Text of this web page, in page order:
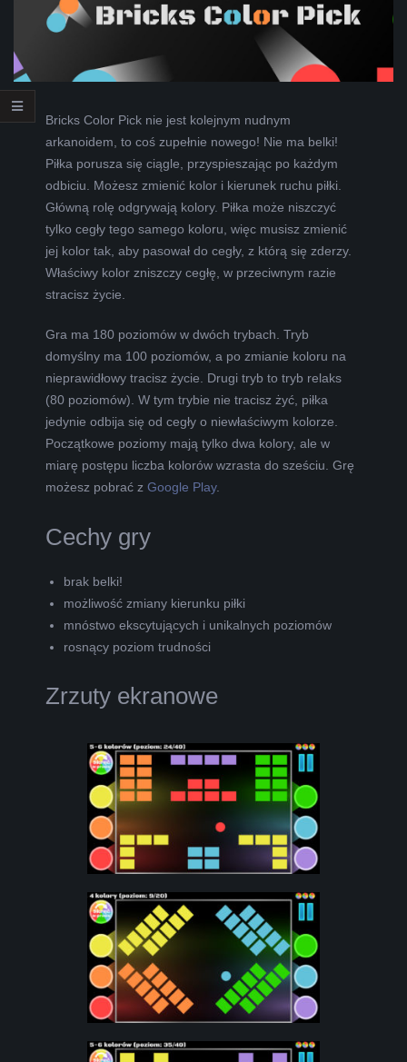
L
K
A
Bricks Color Pick nie jest kolejnym nudnym
arkanoidem, to coś zupełnie nowego! Nie ma belki!
Piłka porusza się ciągle, przyspieszając po każdym
odbiciu. Możesz zmienić kolor i kierunek ruchu piłki.
Główną rolę odgrywają kolory. Piłka może niszczyć
tylko cegły tego samego koloru, więc musisz zmienić
jej kolor tak, aby pasował do cegły, z którą się zderzy.
Właściwy kolor zniszczy cegłę, w przeciwnym razie
stracisz życie.
Gra ma 180 poziomów w dwóch trybach. Tryb
domyślny ma 100 poziomów, a po zmianie koloru na
nieprawidłowy tracisz życie. Drugi tryb to tryb relaks
(80 poziomów). W tym trybie nie tracisz żyć, piłka
jedynie odbija się od cegły o niewłaściwym kolorze.
Początkowe poziomy mają tylko dwa kolory, ale w
miarę postępu liczba kolorów wzrasta do sześciu. Grę
możesz pobrać z Google Play.
Cechy gry
brak belki!
możliwość zmiany kierunku piłki
mnóstwo ekscytujących i unikalnych poziomów
rosnący poziom trudności
Zrzuty ekranowe